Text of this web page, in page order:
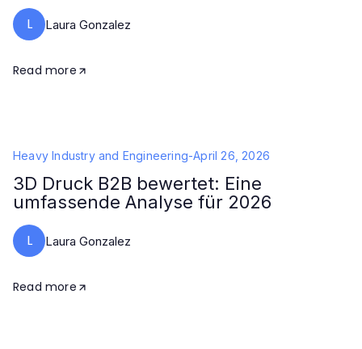
L Laura Gonzalez
Read more
Heavy Industry and Engineering-April 26, 2026
3D Druck B2B bewertet: Eine
umfassende Analyse für 2026
L Laura Gonzalez
Read more